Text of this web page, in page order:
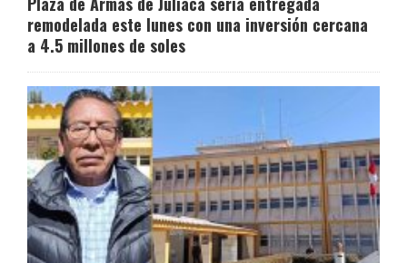
remodelada este lunes con una inversión cercana
a 4.5 millones de soles